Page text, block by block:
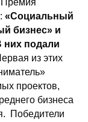
Премия
«Социальный
бизнес» и
них подали
из этих
проектов,
бизнеса
Победители